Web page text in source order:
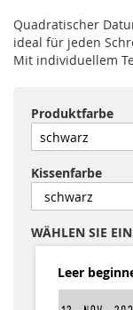
Quadratischer
ideal für jeden
Mit individuellem
Produktfarbe
Kissenfarbe
WÄHLEN SIE
Leer